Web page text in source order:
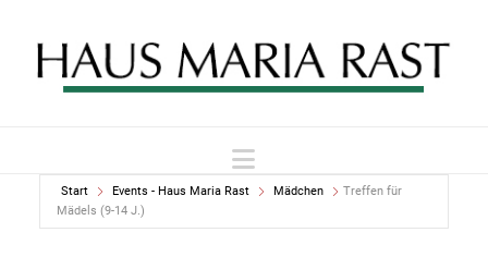
Navigation
Start Events - Haus Maria Rast Mädchen
Treffen für
Mädels (9-14 J.)